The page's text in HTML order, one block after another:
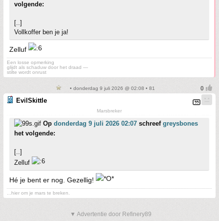
volgende:
[..]
Vollkoffer ben je ja!
Zelluf
Een losse opmerking
glijdt als schaduw door het draad —
stilte wordt onrust
• donderdag 9 juli 2026 @ 02:08 • 81
EvilSkittle
Marsbreker
Op donderdag 9 juli 2026 02:07 schreef greysbones
het volgende:
[..]
Zelluf
Hé je bent er nog. Gezellig!
...hier om je mars te breken.
▼ Advertentie door Refinery89